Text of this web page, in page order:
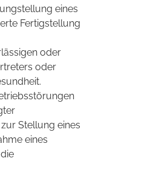
eines
Fertigstellung
oder
oder
Stellung eines
eines